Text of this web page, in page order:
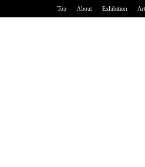
Top About Exhibition